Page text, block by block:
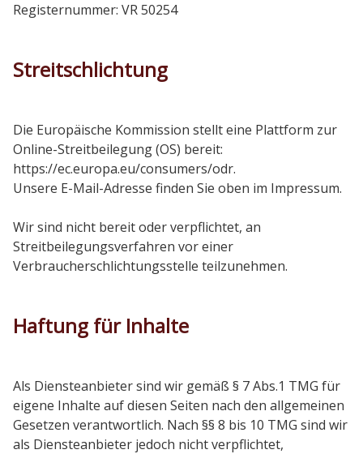
Registernummer: VR 50254
Streitschlichtung
Die Europäische Kommission stellt eine Plattform zur
Online-Streitbeilegung (OS) bereit:
https://ec.europa.eu/consumers/odr.
Unsere E-Mail-Adresse finden Sie oben im Impressum.
Wir sind nicht bereit oder verpflichtet, an
Streitbeilegungsverfahren vor einer
Verbraucherschlichtungsstelle teilzunehmen.
Haftung für Inhalte
Als Diensteanbieter sind wir gemäß § 7 Abs.1 TMG für
eigene Inhalte auf diesen Seiten nach den allgemeinen
Gesetzen verantwortlich. Nach §§ 8 bis 10 TMG sind wir
als Diensteanbieter jedoch nicht verpflichtet,